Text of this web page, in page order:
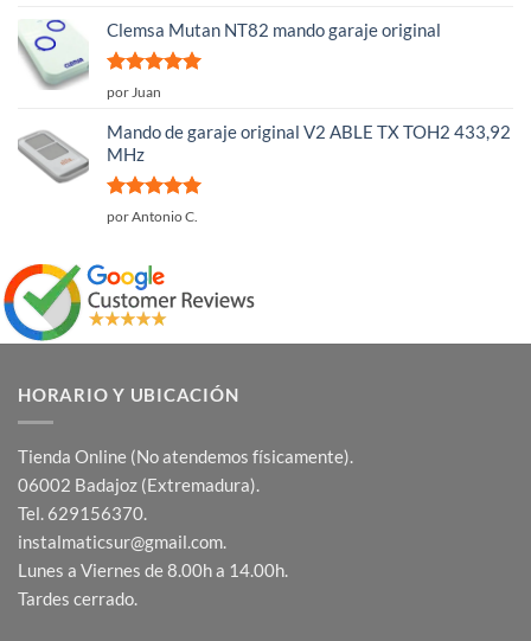
5
Clemsa Mutan NT82 mando garaje original
Valorado
por Juan
Mando de garaje original V2 ABLE TX TOH2 433,92
MHz
Valorado
por Antonio C.
HORARIO Y UBICACIÓN
Tienda Online (No atendemos físicamente).
06002 Badajoz (Extremadura).
Tel. 629156370.
instalmaticsur@gmail.com.
Lunes a Viernes de 8.00h a 14.00h.
Tardes cerrado.